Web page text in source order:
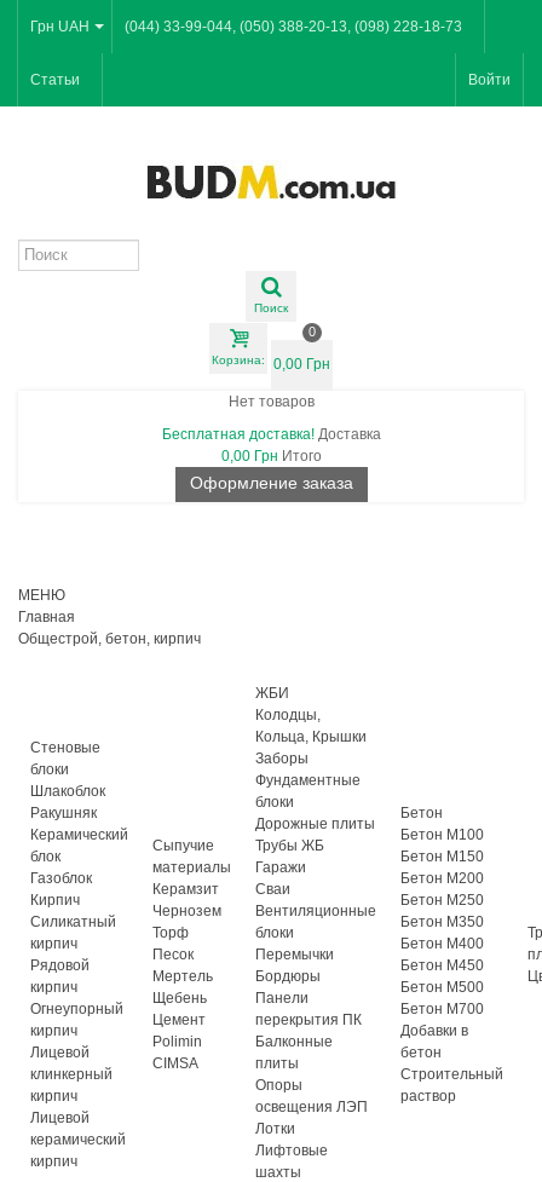
Грн UAH (044) 33-99-044, (050) 388-20-13, (098) 228-18-73
Статьи Войти
Поиск
Корзина:
0
0,00 Грн
Нет товаров
Бесплатная доставка! Доставка
0,00 Грн Итого
Оформление заказа
МЕНЮ
Главная
Общестрой, бетон, кирпич
Стеновые
блоки
Шлакоблок
Ракушняк
Керамический
блок
Газоблок
Кирпич
Силикатный
кирпич
Рядовой
кирпич
Огнеупорный
кирпич
Лицевой
клинкерный
кирпич
Лицевой
керамический
кирпич
Сыпучие
материалы
Керамзит
Чернозем
Торф
Песок
Мертель
Щебень
Цемент
Polimin
CIMSA
ЖБИ
Колодцы,
Кольца, Крышки
Заборы
Фундаментные
блоки
Дорожные плиты
Трубы ЖБ
Гаражи
Сваи
Вентиляционные
блоки
Перемычки
Бордюры
Панели
перекрытия ПК
Балконные
плиты
Опоры
освещения ЛЭП
Лотки
Лифтовые
шахты
Бетон
Бетон М100
Бетон М150
Бетон М200
Бетон М250
Бетон М350
Бетон М400
Бетон М450
Бетон М500
Бетон М700
Добавки в
бетон
Строительный
раствор